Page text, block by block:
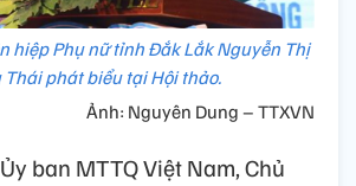
hiệp Phụ nữ tỉnh Đắk Lắk Nguyễn Thị
Thái phát biểu tại Hội thảo.
Ảnh: Nguyên Dung – TTXVN
ban MTTQ Việt Nam, Chủ